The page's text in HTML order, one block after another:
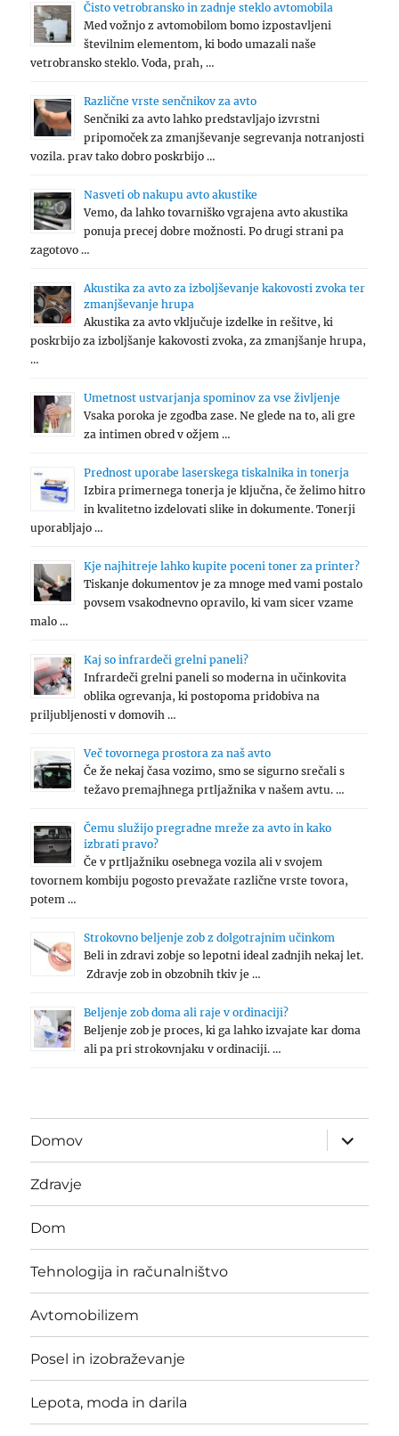
Čisto vetrobransko in zadnje steklo avtomobila
Med vožnjo z avtomobilom bomo izpostavljeni
številnim elementom, ki bodo umazali naše
vetrobransko steklo. Voda, prah, …
Različne vrste senčnikov za avto
Senčniki za avto lahko predstavljajo izvrstni
pripomoček za zmanjševanje segrevanja notranjosti
vozila. prav tako dobro poskrbijo …
Nasveti ob nakupu avto akustike
Vemo, da lahko tovarniško vgrajena avto akustika
ponuja precej dobre možnosti. Po drugi strani pa
zagotovo …
Akustika za avto za izboljševanje kakovosti zvoka ter
zmanjševanje hrupa
Akustika za avto vključuje izdelke in rešitve, ki
poskrbijo za izboljšanje kakovosti zvoka, za zmanjšanje hrupa,
…
Umetnost ustvarjanja spominov za vse življenje
Vsaka poroka je zgodba zase. Ne glede na to, ali gre
za intimen obred v ožjem …
Prednost uporabe laserskega tiskalnika in tonerja
Izbira primernega tonerja je ključna, če želimo hitro
in kvalitetno izdelovati slike in dokumente. Tonerji
uporabljajo …
Kje najhitreje lahko kupite poceni toner za printer?
Tiskanje dokumentov je za mnoge med vami postalo
povsem vsakodnevno opravilo, ki vam sicer vzame
malo …
Kaj so infrardeči grelni paneli?
Infrardeči grelni paneli so moderna in učinkovita
oblika ogrevanja, ki postopoma pridobiva na
priljubljenosti v domovih …
Več tovornega prostora za naš avto
Če že nekaj časa vozimo, smo se sigurno srečali s
težavo premajhnega prtljažnika v našem avtu. …
Čemu služijo pregradne mreže za avto in kako
izbrati pravo?
Če v prtljažniku osebnega vozila ali v svojem
tovornem kombiju pogosto prevažate različne vrste tovora,
potem …
Strokovno beljenje zob z dolgotrajnim učinkom
Beli in zdravi zobje so lepotni ideal zadnjih nekaj let.
Zdravje zob in obzobnih tkiv je …
Beljenje zob doma ali raje v ordinaciji?
Beljenje zob je proces, ki ga lahko izvajate kar doma
ali pa pri strokovnjaku v ordinaciji. …
Domov
expand
child
menu
Zdravje
Dom
Tehnologija in računalništvo
Avtomobilizem
Posel in izobraževanje
Lepota, moda in darila